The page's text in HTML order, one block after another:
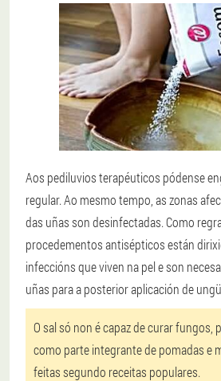
Aos pediluvios terapéuticos pódense
regular. Ao mesmo tempo, as zonas
das uñas son desinfectadas. Como
procedementos antisépticos están
infeccións que viven na pel e son
uñas para a posterior aplicación de
O sal só non é capaz de curar fungos,
como parte integrante de pomadas e
feitas segundo receitas populares.